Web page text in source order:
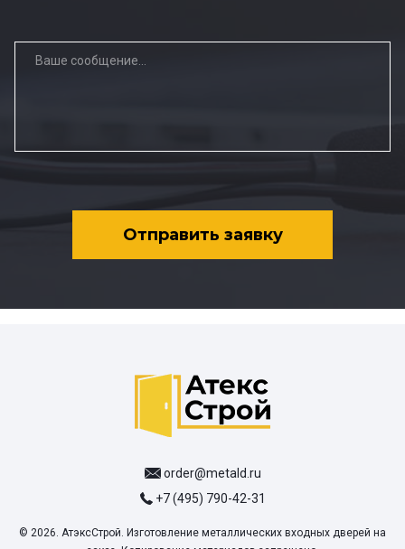
Отправить заявку
order@metald.ru
+7 (495) 790-42-31
© 2026. АтэксСтрой. Изготовление металлических входных дверей на